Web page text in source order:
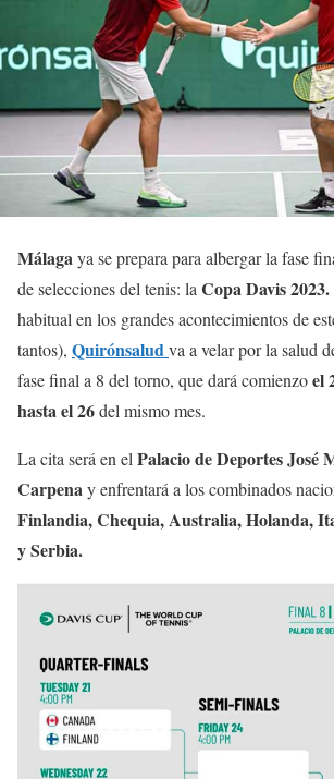
Málagaya se prepara para albergar la fase
de selecciones del tenis: la Copa Davis 2023.
habitual en los grandes acontecimientos de
tantos), Quirónsaludva a velar por la salud
fase final a 8 del torno, que dará comienzoel
hasta el 26del mismo mes.
La cita será en el Palacio de Deportes
Carpenay enfrentará a los combinados
Finlandia, Chequia, Australia, Holanda,
y Serbia.